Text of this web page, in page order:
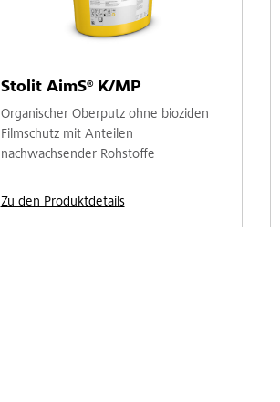
Stolit AimS® K/MP
Organischer Oberputz ohne bioziden
Filmschutz mit Anteilen
nachwachsender Rohstoffe
Zu den Produktdetails